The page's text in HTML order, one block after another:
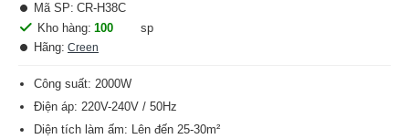
Kho hàng: 100
sp
Hãng: Creen
Mã SP: CR-H38C
Công suất: 2000W
Điện áp: 220V-240V / 50Hz
Diện tích làm ấm: Lên đến 25-30m²